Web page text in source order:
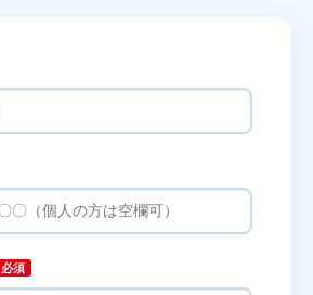
必須